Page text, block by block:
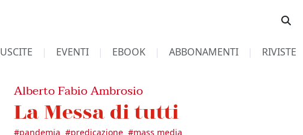
USCITE EVENTI EBOOK ABBONAMENTI RIVISTE
Alberto Fabio Ambrosio
La Messa di tutti
#pandemia #predicazione #mass media